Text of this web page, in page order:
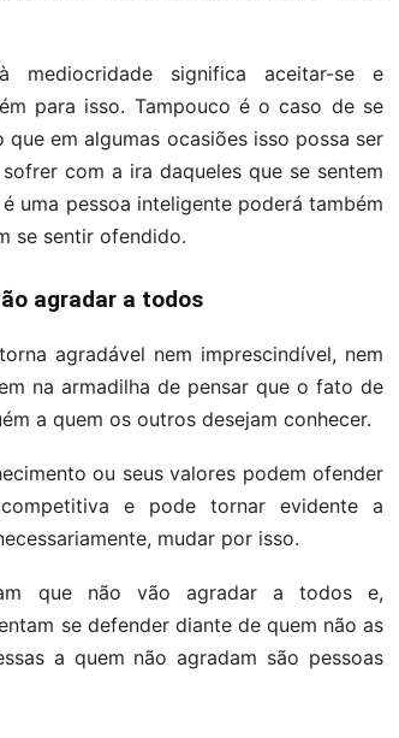
mediocridade significa aceitar-se e
para isso. Tampouco é o caso de se
em algumas ocasiões isso possa ser
com a ira daqueles que se sentem
uma pessoa inteligente poderá também
se sentir ofendido.
agradar a todos
agradável nem imprescindível, nem
na armadilha de pensar que o fato de
a quem os outros desejam conhecer.
ou seus valores podem ofender
e pode tornar evidente a
mudar por isso.
que não vão agradar a todos e,
se defender diante de quem não as
a quem não agradam são pessoas